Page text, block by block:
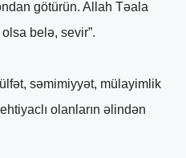
götürün. Allah Təala
belə, sevir”.
səmimiyyət, mülayimlik
olanların əlindən